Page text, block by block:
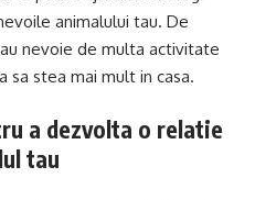
animalului tau. De
nevoie de multa activitate
sa stea mai mult in casa.
a dezvolta o relatie
tau